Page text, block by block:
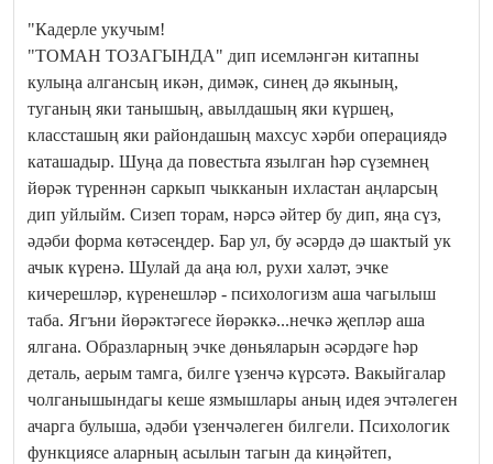
"Кадерле укучым!
"ТОМАН ТОЗАГЫНДА" дип исемләнгән китапны
кулыңа алгансың икән, димәк, синең дә якының,
туганың яки танышың, авылдашың яки күршең,
классташың яки райондашың махсус хәрби операциядә
каташадыр. Шуңа да повестьта язылган һәр сүземнең
йөрәк түреннән саркып чыкканын ихластан аңларсың
дип уйлыйм. Сизеп торам, нәрсә әйтер бу дип, яңа сүз,
әдәби форма көтәсеңдер. Бар ул, бу әсәрдә дә шактый ук
ачык күренә. Шулай да аңа юл, рухи халәт, эчке
кичерешләр, күренешләр - психологизм аша чагылыш
таба. Ягъни йөрәктәгесе йөрәккә...нечкә җепләр аша
ялгана. Образларның эчке дөньяларын әсәрдәге һәр
деталь, аерым тамга, билге үзенчә күрсәтә. Вакыйгалар
чолганышындагы кеше язмышлары аның идея эчтәлеген
ачарга булыша, әдәби үзенчәлеген билгели. Психологик
функциясе аларның асылын тагын да киңәйтеп,